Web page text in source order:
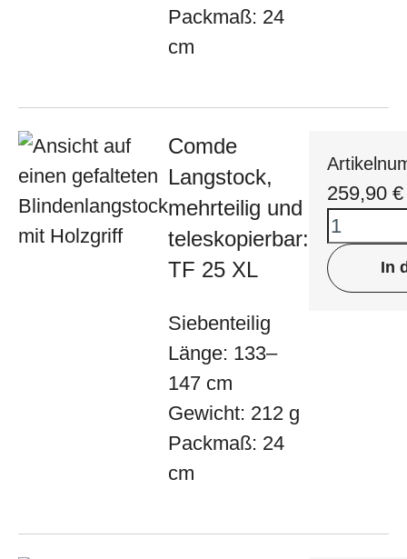
Packmaß: 24
cm
Comde
Langstock,
mehrteilig und
teleskopierbar:
TF 25 XL
Siebenteilig
Länge: 133–
147 cm
Gewicht: 212 g
Packmaß: 24
cm
259,90 €
In